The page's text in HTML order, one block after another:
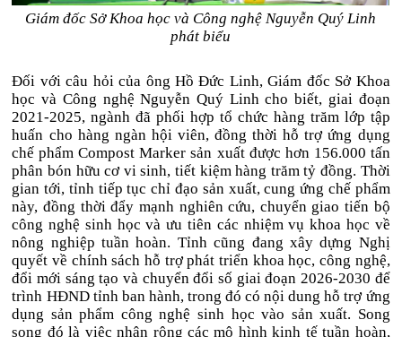
Giám đốc Sở Khoa học và Công nghệ Nguyễn Quý Linh
phát biểu
Đối với câu hỏi của ông Hồ Đức Linh, Giám đốc Sở Khoa
học và Công nghệ Nguyễn Quý Linh cho biết, giai đoạn
2021-2025, ngành đã phối hợp tổ chức hàng trăm lớp tập
huấn cho hàng ngàn hội viên, đồng thời hỗ trợ ứng dụng
chế phẩm Compost Marker sản xuất được hơn 156.000 tấn
phân bón hữu cơ vi sinh, tiết kiệm hàng trăm tỷ đồng. Thời
gian tới, tỉnh tiếp tục chỉ đạo sản xuất, cung ứng chế phẩm
này, đồng thời đẩy mạnh nghiên cứu, chuyển giao tiến bộ
công nghệ sinh học và ưu tiên các nhiệm vụ khoa học về
nông nghiệp tuần hoàn. Tỉnh cũng đang xây dựng Nghị
quyết về chính sách hỗ trợ phát triển khoa học, công nghệ,
đổi mới sáng tạo và chuyển đổi số giai đoạn 2026-2030 để
trình HĐND tỉnh ban hành, trong đó có nội dung hỗ trợ ứng
dụng sản phẩm công nghệ sinh học vào sản xuất. Song
song đó là việc nhân rộng các mô hình kinh tế tuần hoàn,